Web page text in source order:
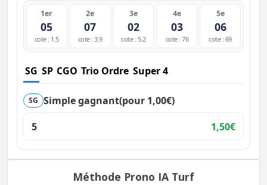
1er
05
cote : 1.5
2e
07
cote : 3.9
3e
02
cote : 5.2
4e
03
cote : 76
5e
06
cote : 69
SG SP CGO Trio Ordre Super 4
SG Simple gagnant(pour 1,00€)
5
1,50€
Méthode Prono IA Turf